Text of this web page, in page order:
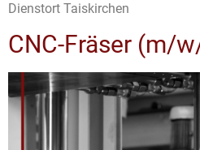
Dienstort Taiskirchen
CNC-Fräser (m/